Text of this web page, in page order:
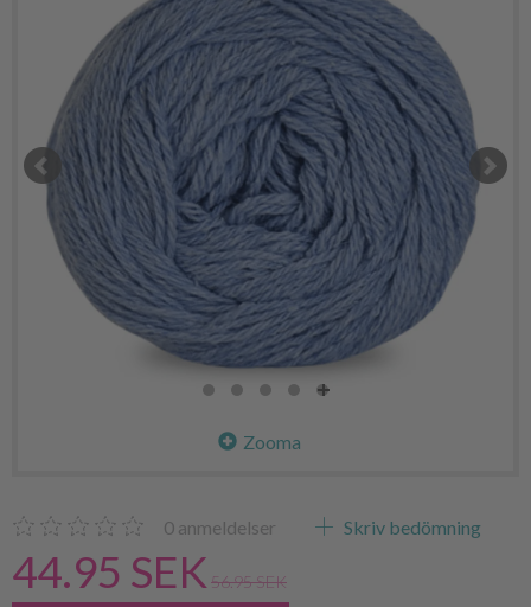
Zooma
0 anmeldelser Skriv bedömning
44.95 SEK 56.95 SEK